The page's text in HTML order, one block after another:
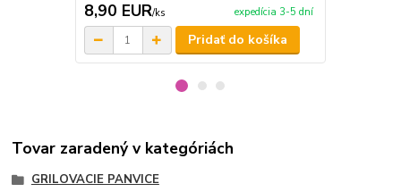
8,90 EUR/ks expedícia 3-5 dní
Pridať do košíka
Tovar zaradený v kategóriách
GRILOVACIE PANVICE